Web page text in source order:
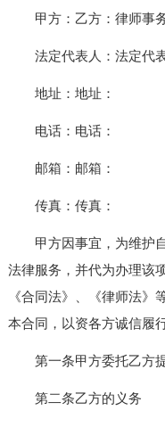
甲方：乙方：律师事
法定代表人：法定代
地址：地址：
电话：电话：
邮箱：邮箱：
传真：传真：
甲方因事宜，为维护自
法律服务，并代为办理该
《合同法》、《律师法》
本合同，以资各方诚信履行
第一条甲方委托乙方提
第二条乙方的义务